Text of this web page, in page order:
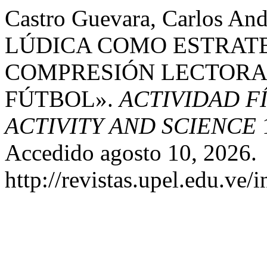
Castro Guevara, Carlos
LÚDICA COMO
COMPRESIÓN
FÚTBOL».ACTIVIDAD
ACTIVITY AND SCIENCE
Accedido agosto 10, 2026.
http://